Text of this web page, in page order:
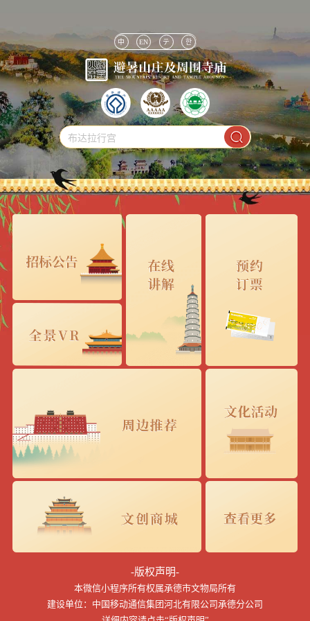
中 EN テ 한
布达拉行宫
-版权声明-
本微信小程序所有权属承德市文物局所有
建设单位：中国移动通信集团河北有限公司承德分公司